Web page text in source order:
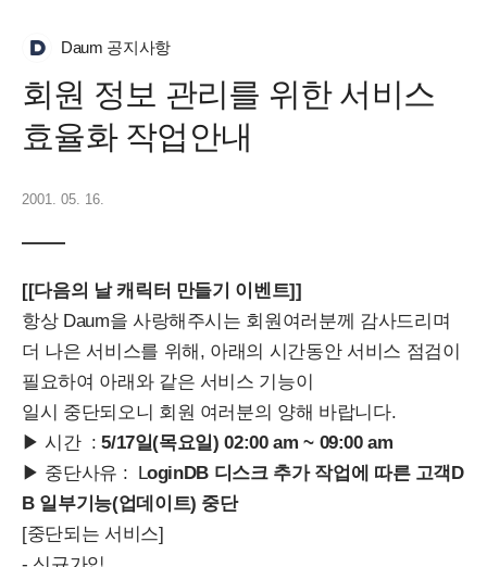
Daum 공지사항
회원 정보 관리를 위한 서비스
효율화 작업안내
2001. 05. 16.
[[다음의 날 캐릭터 만들기 이벤트]]
항상 Daum을 사랑해주시는 회원여러분께 감사드리며
더 나은 서비스를 위해, 아래의 시간동안 서비스 점검이
필요하여 아래와 같은 서비스 기능이
일시 중단되오니 회원 여러분의 양해 바랍니다.
▶ 시간 :5/17일(목요일) 02:00 am ~ 09:00 am
▶ 중단사유 : LoginDB 디스크 추가 작업에 따른 고객D
B 일부기능(업데이트) 중단
[중단되는 서비스]